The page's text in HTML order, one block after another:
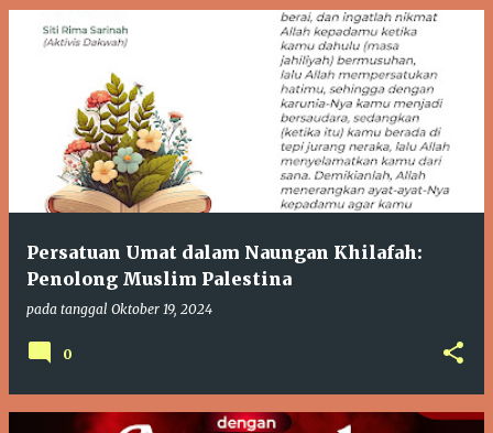
Persatuan Umat dalam Naungan Khilafah:
Penolong Muslim Palestina
pada tanggal Oktober 19, 2024
0